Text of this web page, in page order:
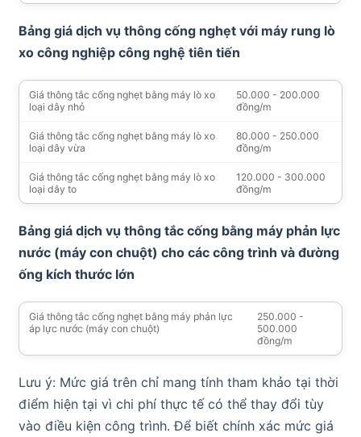
Bảng giá dịch vụ thông cống nghẹt với máy rung lò
xo công nghiệp công nghệ tiên tiến
Giá thông tắc cống nghẹt bằng máy lò xo
loại dây nhỏ
50.000 - 200.000
đồng/m
Giá thông tắc cống nghẹt bằng máy lò xo
loại dây vừa
80.000 - 250.000
đồng/m
Giá thông tắc cống nghẹt bằng máy lò xo
loại dây to
120.000 - 300.000
đồng/m
Bảng giá dịch vụ thông tắc cống bằng máy phản lực
nước (máy con chuột) cho các công trình và đường
ống kích thước lớn
Giá thông tắc cống nghẹt bằng máy phản lực
áp lực nước (máy con chuột)
250.000 -
500.000
đồng/m
Lưu ý: Mức giá trên chỉ mang tính tham khảo tại thời
điểm hiện tại vì chi phí thực tế có thể thay đổi tùy
vào điều kiện công trình. Để biết chính xác mức giá